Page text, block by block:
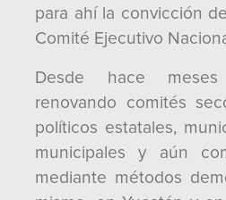
para ahí la convicción
Comité Ejecutivo
Desde hace
renovando comités
políticos estatales,
municipales y aún
mediante métodos